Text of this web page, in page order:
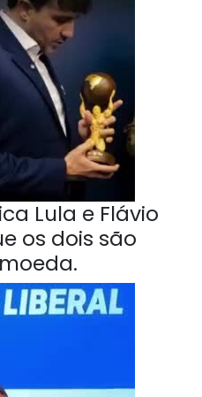
Lula e Flávio
os dois são